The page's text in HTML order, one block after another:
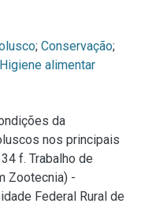
; Conservação;
Higiene alimentar
da
nos principais
f. Trabalho de
Zootecnia) -
Federal Rural de